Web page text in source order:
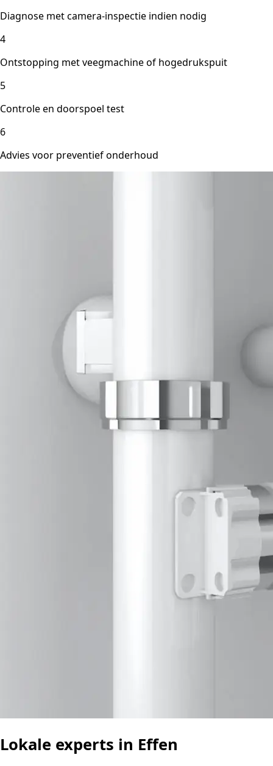
Diagnose met camera-inspectie indien nodig
4
Ontstopping met veegmachine of hogedrukspuit
5
Controle en doorspoel test
6
Advies voor preventief onderhoud
Lokale experts in Effen